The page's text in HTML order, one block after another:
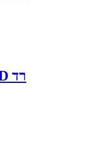
כיסוי לאופנוע עובי בינוני RED רד